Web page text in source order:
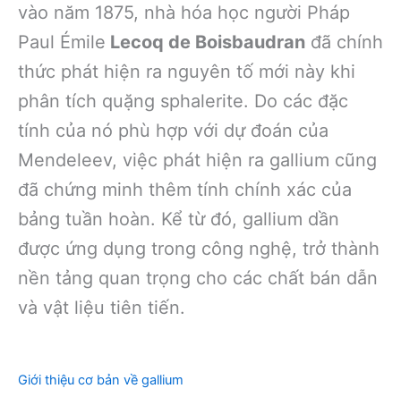
vào năm 1875, nhà hóa học người Pháp
Paul Émile Lecoq de Boisbaudran đã chính
thức phát hiện ra nguyên tố mới này khi
phân tích quặng sphalerite. Do các đặc
tính của nó phù hợp với dự đoán của
Mendeleev, việc phát hiện ra gallium cũng
đã chứng minh thêm tính chính xác của
bảng tuần hoàn. Kể từ đó, gallium dần
được ứng dụng trong công nghệ, trở thành
nền tảng quan trọng cho các chất bán dẫn
và vật liệu tiên tiến.
Giới thiệu cơ bản về gallium